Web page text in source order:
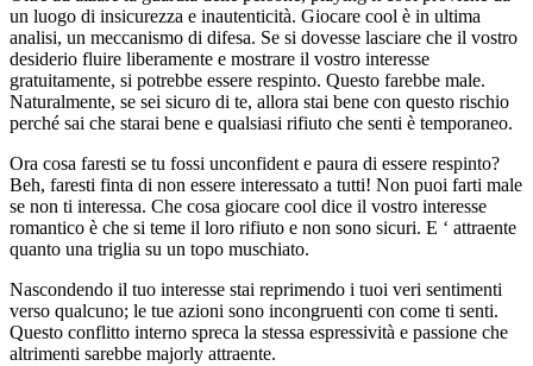
un luogo di insicurezza e inautenticità. Giocare cool è in ultima
analisi, un meccanismo di difesa. Se si dovesse lasciare che il vostro
desiderio fluire liberamente e mostrare il vostro interesse
gratuitamente, si potrebbe essere respinto. Questo farebbe male.
Naturalmente, se sei sicuro di te, allora stai bene con questo rischio
perché sai che starai bene e qualsiasi rifiuto che senti è temporaneo.
Ora cosa faresti se tu fossi unconfident e paura di essere respinto?
Beh, faresti finta di non essere interessato a tutti! Non puoi farti male
se non ti interessa. Che cosa giocare cool dice il vostro interesse
romantico è che si teme il loro rifiuto e non sono sicuri. E ‘ attraente
quanto una triglia su un topo muschiato.
Nascondendo il tuo interesse stai reprimendo i tuoi veri sentimenti
verso qualcuno; le tue azioni sono incongruenti con come ti senti.
Questo conflitto interno spreca la stessa espressività e passione che
altrimenti sarebbe majorly attraente.